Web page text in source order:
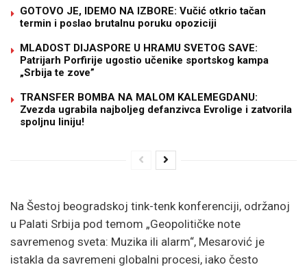
GOTOVO JE, IDEMO NA IZBORE: Vučić otkrio tačan
termin i poslao brutalnu poruku opoziciji
MLADOST DIJASPORE U HRAMU SVETOG SAVE:
Patrijarh Porfirije ugostio učenike sportskog kampa
„Srbija te zove”
TRANSFER BOMBA NA MALOM KALEMEGDANU:
Zvezda ugrabila najboljeg defanzivca Evrolige i zatvorila
spoljnu liniju!
Na Šestoj beogradskoj tink-tenk konferenciji, održanoj
u Palati Srbija pod temom „Geopolitičke note
savremenog sveta: Muzika ili alarm“, Mesarović je
istakla da savremeni globalni procesi, iako često